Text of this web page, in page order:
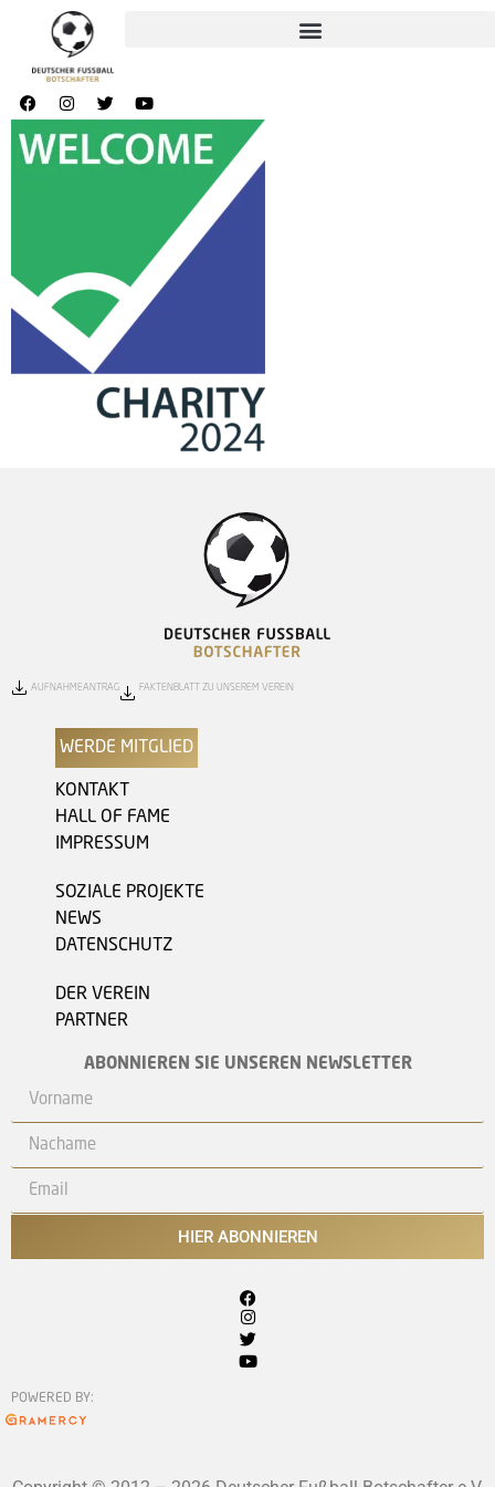
AUFNAHMEANTRAG FAKTENBLATT ZU UNSEREM VEREIN
WERDE MITGLIED
KONTAKT
HALL OF FAME
IMPRESSUM
SOZIALE PROJEKTE
NEWS
DATENSCHUTZ
DER VEREIN
PARTNER
ABONNIEREN SIE UNSEREN NEWSLETTER
HIER ABONNIEREN
POWERED BY: